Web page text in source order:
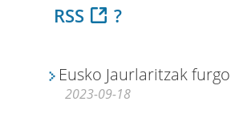
RSS ?
Eusko Jaurlaritzak
2023-09-18